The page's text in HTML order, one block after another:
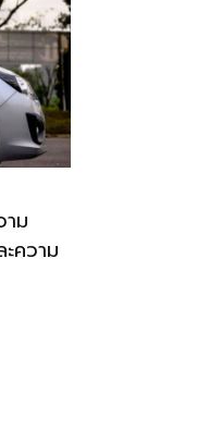
ม
ความ